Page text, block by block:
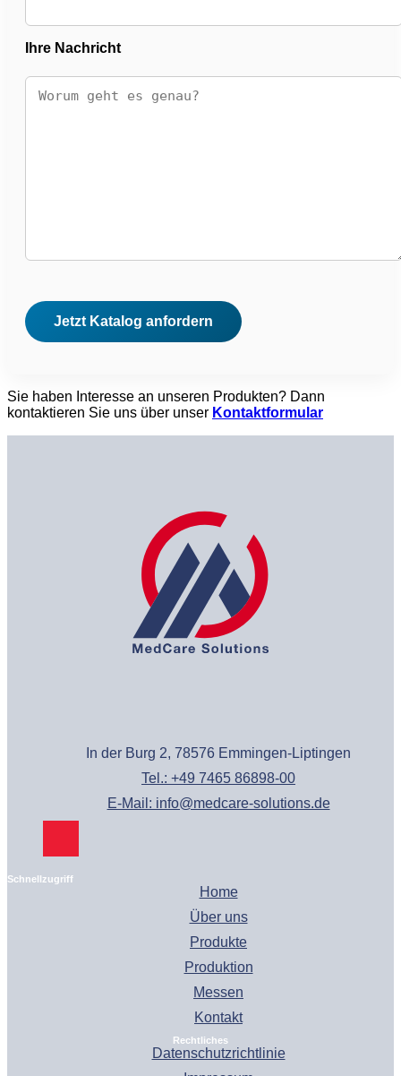
Ihre Nachricht
Sie haben Interesse an unseren Produkten? Dann
kontaktieren Sie uns über unser Kontaktformular
In der Burg 2, 78576 Emmingen-Liptingen
Tel.: +49 7465 86898-00
E-Mail: info@medcare-solutions.de
Schnellzugriff
Home
Über uns
Produkte
Produktion
Messen
Kontakt
Rechtliches
Datenschutzrichtlinie